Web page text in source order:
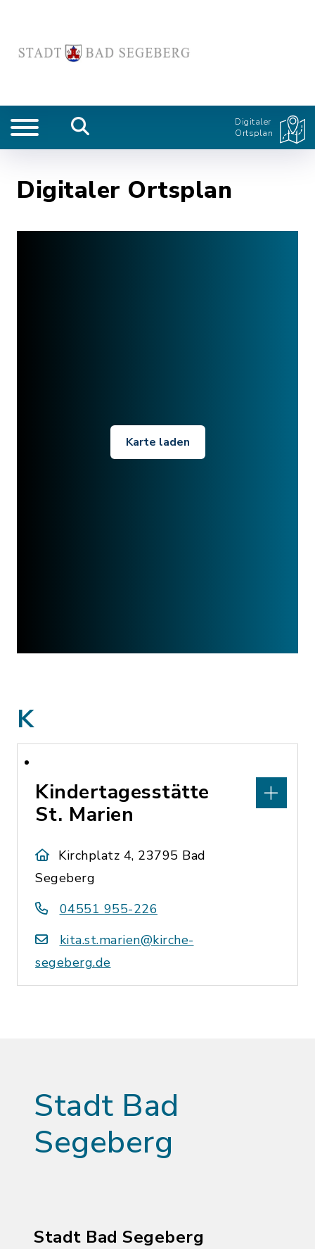
Digitaler
Ortsplan
Digitaler Ortsplan
Karte laden
K
Kindertagesstätte
St. Marien
Kirchplatz 4, 23795 Bad
Segeberg
04551 955-226
kita.st.marien@kirche-
segeberg.de
Stadt Bad
Segeberg
Stadt Bad Segeberg